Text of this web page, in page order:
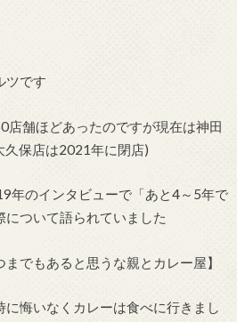
ツです
店舗ほどあったのですが現在は神田
久保店は2021年に閉店)
年のインタビューで「あと4～5年で
ついて語られていました
でもあると思うな親とカレー屋】
悔いなくカレーは食べに行きまし